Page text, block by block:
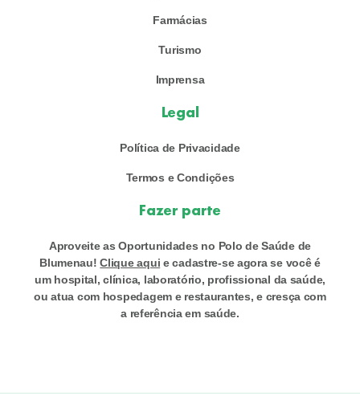
Farmácias
Turismo
Imprensa
Legal
Política de Privacidade
Termos e Condições
Fazer parte
Aproveite as Oportunidades no Polo de Saúde de
Blumenau!Clique aqui e cadastre-se agora se você é
um hospital, clínica, laboratório, profissional da saúde,
ou atua com hospedagem e restaurantes, e cresça com
a referência em saúde.